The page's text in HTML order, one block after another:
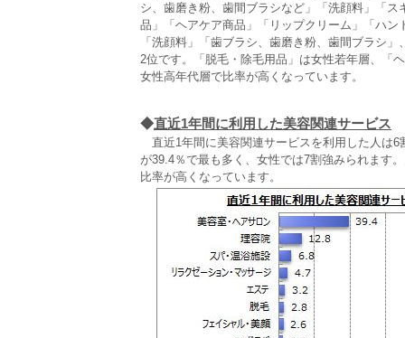
シ、歯磨き粉、歯間ブラシなど」「洗顔料」「
品」「ヘアケア商品」「リップクリーム」「ハ
「洗顔料」「歯ブラシ、歯磨き粉、歯間ブラシ
2位です。「脱毛・除毛用品」は女性若年層、「
女性高年代層で比率が高くなっています。
◆直近1年間に利用した美容関連サービス
直近1年間に美容関連サービスを利用した人は6
が39.4％で最も多く、女性では7割強みられます
比率が高くなっています。